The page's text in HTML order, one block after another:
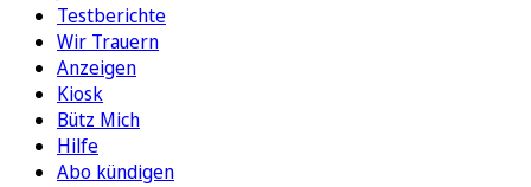
Testberichte
Wir Trauern
Anzeigen
Kiosk
Bütz Mich
Hilfe
Abo kündigen